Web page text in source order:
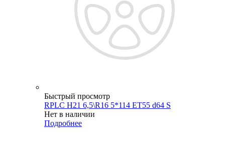
Быстрый просмотр
RPLC H21 6,5\R16 5*114 ET55 d64 S
Нет в наличии
Подробнее